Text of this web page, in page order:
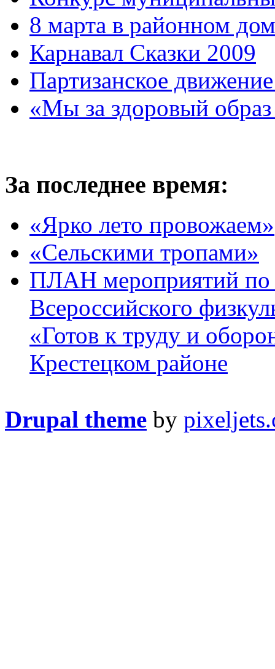
8 марта в районном
Карнавал Сказки 2009
Партизанское
«Мы за здоровый
За последнее время:
«Ярко лето провожаем»
«Сельскими тропами»
ПЛАН мероприятий по
Всероссийского
«Готов к труду и
Крестецком районе
Drupal theme by